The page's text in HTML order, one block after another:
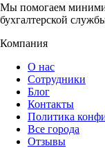
Мы помогаем
бухгалтерской
Компания
О нас
Сотрудники
Блог
Контакты
Политика
Все города
Отзывы